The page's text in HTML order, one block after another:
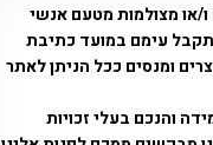
או מצולמות מטעם אנשי
עימם במועד כתיבת
ומנסים ככל הניתן לאתר
פי עדכון 5 לסעיף 27א לחוק זכויות היוצרים תשס"ח 2007. במידה והנכם בעלי זכויות